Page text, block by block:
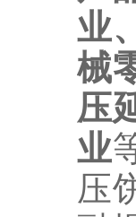
业
械
压
业
压